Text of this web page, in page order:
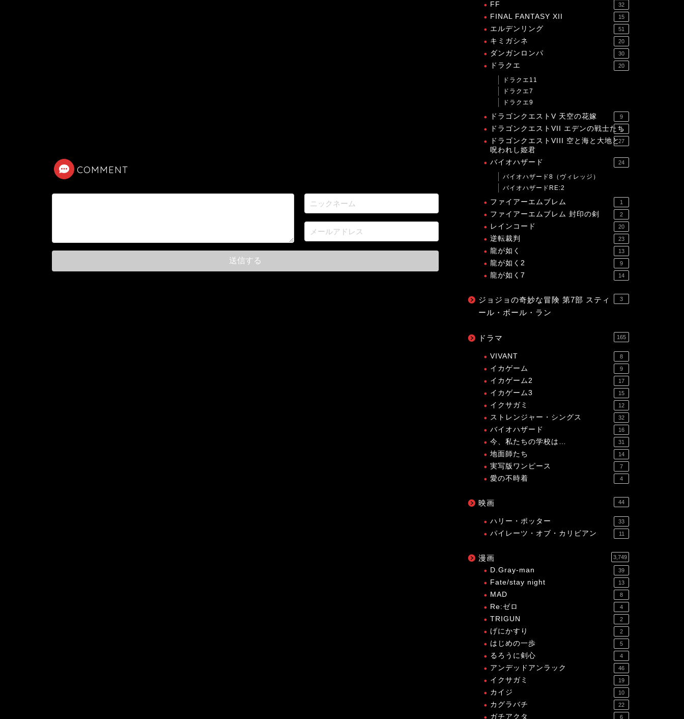
COMMENT
FF 32
FINAL FANTASY XII 15
エルデンリング 51
キミガシネ 20
ダンガンロンパ 30
ドラクエ 20
ドラクエ11
ドラクエ7
ドラクエ9
ドラゴンクエストV 天空の花嫁 9
ドラゴンクエストVII エデンの戦士たち
1
ドラゴンクエストVIII 空と海と大地と
呪われし姫君
27
バイオハザード 24
バイオハザード8（ヴィレッジ）
バイオハザードRE:2
ファイアーエムブレム 1
ファイアーエムブレム 封印の剣 2
レインコード 20
逆転裁判 23
龍が如く 13
龍が如く2 9
龍が如く7 14
ジョジョの奇妙な冒険 第7部 スティ
ール・ボール・ラン
3
ドラマ 165
VIVANT 8
イカゲーム 9
イカゲーム2 17
イカゲーム3 15
イクサガミ 12
ストレンジャー・シングス 32
バイオハザード 16
今、私たちの学校は… 31
地面師たち 14
実写版ワンピース 7
愛の不時着 4
映画 44
ハリー・ポッター 33
パイレーツ・オブ・カリビアン 11
漫画 3,749
D.Gray-man 39
Fate/stay night 13
MAD 8
Re:ゼロ 4
TRIGUN 2
げにかすり 2
はじめの一歩 5
るろうに剣心 4
アンデッドアンラック 46
イクサガミ 19
カイジ 10
カグラバチ 22
ガチアクタ 6